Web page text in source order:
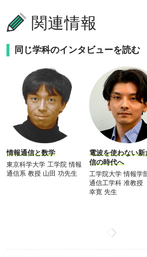
関連情報
同じ学科のインタビューを読む
情報通信と数学
東京科学大学 工学院 情報
通信系 教授 山田 功先生
電波を使わない新
信の時代へ
工学院大学 情報学
通信工学科 准教
幸寛 先生